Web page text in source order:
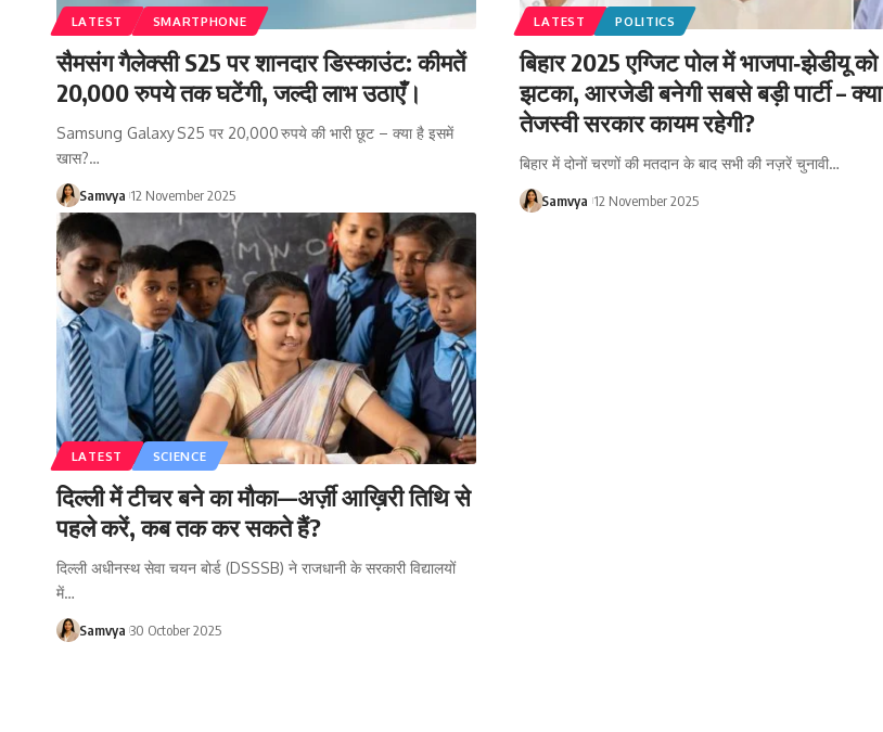
LATEST SMARTPHONE
सैमसंग गैलेक्सी S25 पर शानदार डिस्काउंट: कीमतें
20,000 रुपये तक घटेंगी, जल्दी लाभ उठाएँ।
Samsung Galaxy S25 पर 20,000 रुपये की भारी छूट – क्या है इसमें
खास?…
Samvya 12 November 2025
LATEST POLITICS
बिहार 2025 एग्जिट पोल में भाजपा‑झेडीयू को
झटका, आरजेडी बनेगी सबसे बड़ी पार्टी – क्या
तेजस्वी सरकार कायम रहेगी?
बिहार में दोनों चरणों की मतदान के बाद सभी की नज़रें चुनावी…
Samvya 12 November 2025
LATEST SCIENCE
दिल्ली में टीचर बने का मौका—अर्ज़ी आख़िरी तिथि से
पहले करें, कब तक कर सकते हैं?
दिल्ली अधीनस्थ सेवा चयन बोर्ड (DSSSB) ने राजधानी के सरकारी विद्यालयों
में…
Samvya 30 October 2025